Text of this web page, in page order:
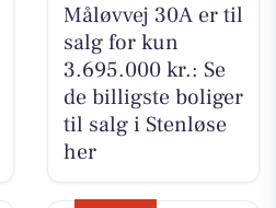
Måløvvej 30A er til
salg for kun
3.695.000 kr.: Se
de billigste boliger
til salg i Stenløse
her